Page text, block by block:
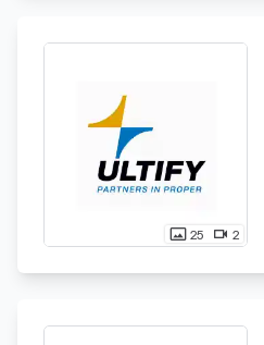
photo_size_select_actual25 videocam 2